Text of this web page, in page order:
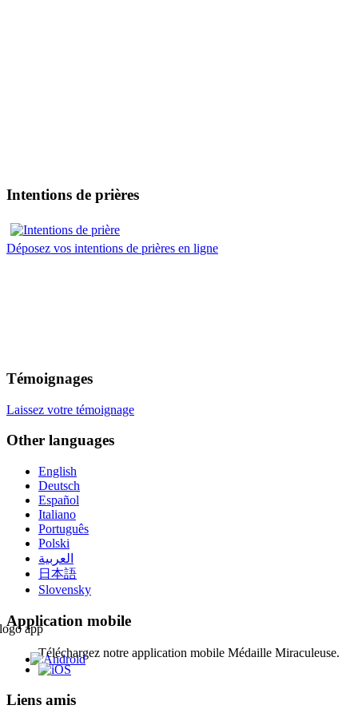
Intentions de prières
Déposez vos intentions de prières en ligne
Témoignages
Laissez votre témoignage
Other languages
English
Deutsch
Español
Italiano
Português
Polski
العربية
日本語
Slovensky
Application mobile
Téléchargez notre application mobile Médaille Miraculeuse.
Liens amis